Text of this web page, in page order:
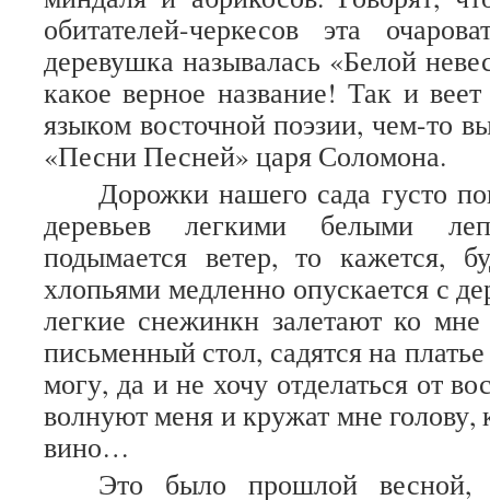
обитателей-черкесов эта
деревушка называлась «Белой
какое верное название! Так и
языком восточной поэзии, чем-то
«Песни Песней» царя Соломона.
Дорожки нашего сада густо
деревьев легкими белыми
подымается ветер, то кажется,
хлопьями медленно опускается с
легкие снежинкн залетают ко
письменный стол, садятся на
могу, да и не хочу отделаться от
волнуют меня и кружат мне голову,
вино…
Это было прошлой